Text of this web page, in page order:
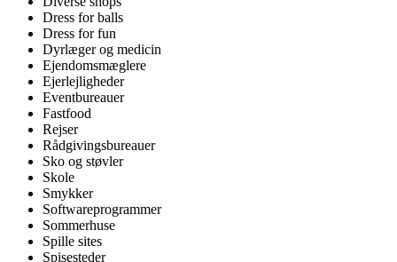
Dress for balls
Dress for fun
Dyrlæger og medicin
Ejendomsmæglere
Ejerlejligheder
Eventbureauer
Fastfood
Rejser
Rådgivingsbureauer
Sko og støvler
Skole
Smykker
Softwareprogrammer
Sommerhuse
Spille sites
Spisesteder